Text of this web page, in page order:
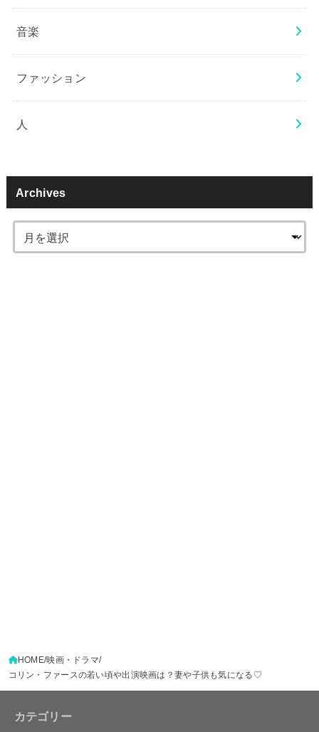
音楽
ファッション
人
Archives
HOME 映画・ドラマ
コリン・ファースの若い頃や出演映画は？妻や子供も気になる♡
カテゴリー